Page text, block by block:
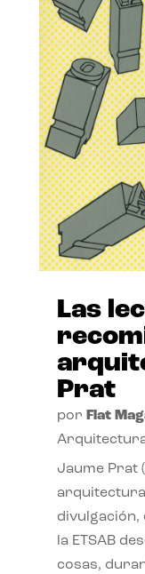
Las
Prat
por Flat
Jaume Prat
arquitectura
divulgación,
la ETSAB
cosas,